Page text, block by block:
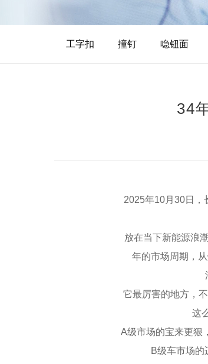
工字扣 撞钉 喼钮面
34
2025年10月30日，长
放在当下新能源浪潮
年的市场周期，
汽
它最厉害的地方，不
这
A级市场的宝来更狠，
B级车市场的迈